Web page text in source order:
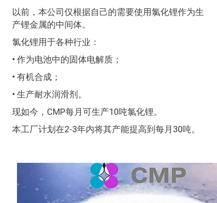
以前，本公司仅根据自己的需要使用氯化锂作为生
产锂金属的中间体。
氯化锂用于各种行业：
• 作为电池中的固体电解质；
• 有机合成；
• 生产耐水润滑剂。
现如今，CMP每月可生产10吨氯化锂。
本工厂计划在2-3年内将其产能提高到每月30吨。